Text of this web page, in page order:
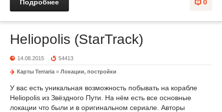
0
Подробнее
Heliopolis (StarTrack)
14.08.2015 54413
Карты Terraria » Локации, постройки
У вас есть уникальная возможность побывать на корабле
Heliopolis из Звёздного Пути. На нём есть все основные
локации что были и в оригинальном сериале. Авторы